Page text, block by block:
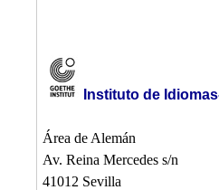
Instituto de
Área de Alemán
Av. Reina Mercedes s/n
41012 Sevilla